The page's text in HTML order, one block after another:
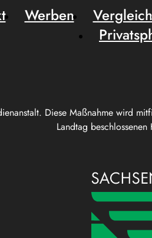
Diese Maßnahme wird
Landtag beschlossenen
Werben Vergleich